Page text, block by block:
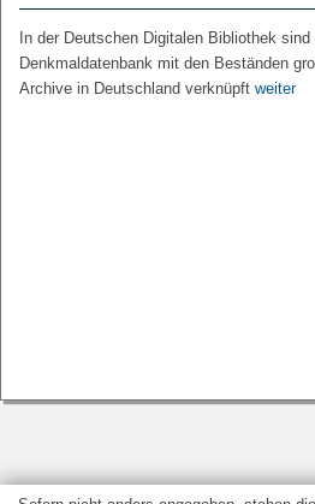
In der Deutschen Digitalen Bibliothek
Denkmaldatenbank mit den Beständen
Archive in Deutschland verknüpft weiter